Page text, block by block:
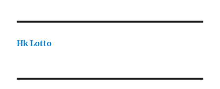
Hk Lotto